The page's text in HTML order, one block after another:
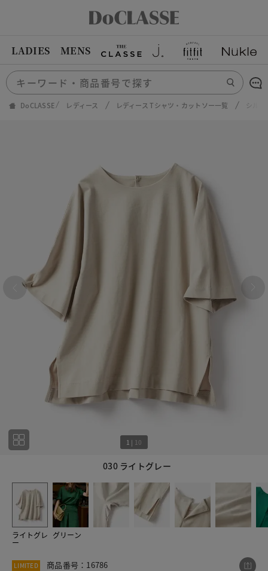
LADIES MENS
DoCLASSE レディース レディース Tシャツ・カットソー一覧 シル
030 ライトグレー
1 | 10
ライトグレ
ー
グリーン
LIMITED 商品番号：16786